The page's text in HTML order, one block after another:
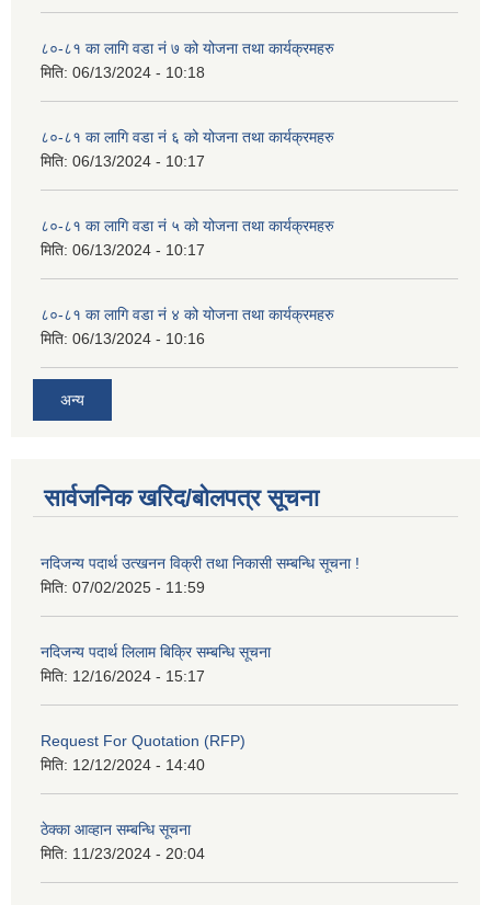
८०-८१ का लागि वडा नं ७ को योजना तथा कार्यक्रमहरु
मिति: 06/13/2024 - 10:18
८०-८१ का लागि वडा नं ६ को योजना तथा कार्यक्रमहरु
मिति: 06/13/2024 - 10:17
८०-८१ का लागि वडा नं ५ को योजना तथा कार्यक्रमहरु
मिति: 06/13/2024 - 10:17
८०-८१ का लागि वडा नं ४ को योजना तथा कार्यक्रमहरु
मिति: 06/13/2024 - 10:16
अन्य
सार्वजनिक खरिद/बोलपत्र सूचना
नदिजन्य पदार्थ उत्खनन विक्री तथा निकासी सम्बन्धि सूचना !
मिति: 07/02/2025 - 11:59
नदिजन्य पदार्थ लिलाम बिक्रि सम्बन्धि सूचना
मिति: 12/16/2024 - 15:17
Request For Quotation (RFP)
मिति: 12/12/2024 - 14:40
ठेक्का आव्हान सम्बन्धि सूचना
मिति: 11/23/2024 - 20:04